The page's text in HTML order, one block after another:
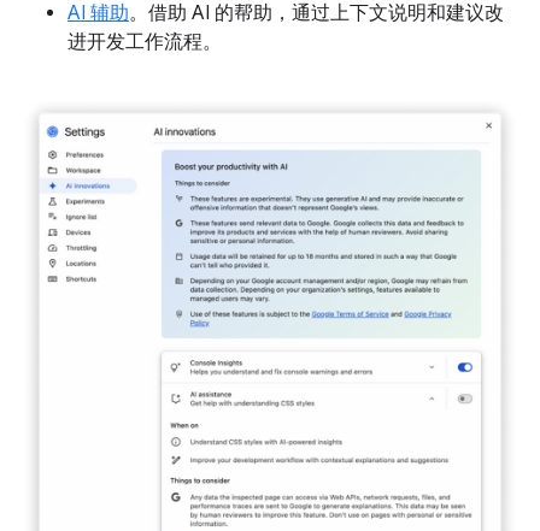
AI 辅助。借助 AI 的帮助，通过上下文说明和建议改
进开发工作流程。